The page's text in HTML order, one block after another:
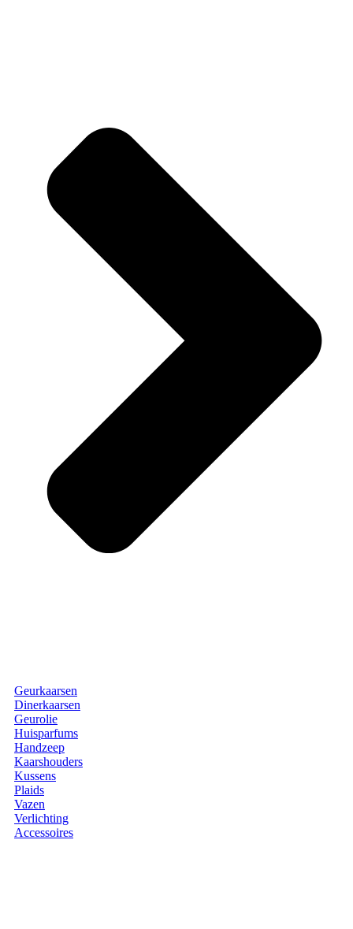
Geurkaarsen
Dinerkaarsen
Geurolie
Huisparfums
Handzeep
Kaarshouders
Kussens
Plaids
Vazen
Verlichting
Accessoires